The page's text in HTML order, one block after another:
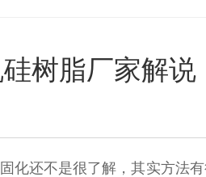
树脂厂家解说
化还不是很了解，其实方法